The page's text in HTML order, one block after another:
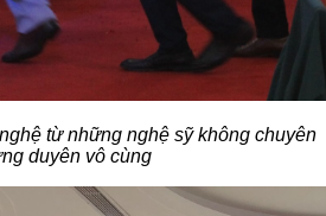
từ những nghệ sỹ không chuyên
duyên vô cùng